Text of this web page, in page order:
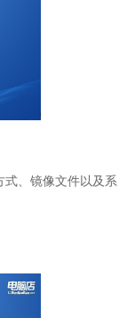
式、镜像文件以及系